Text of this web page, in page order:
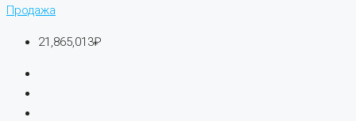
Продажа
21,865,013₽